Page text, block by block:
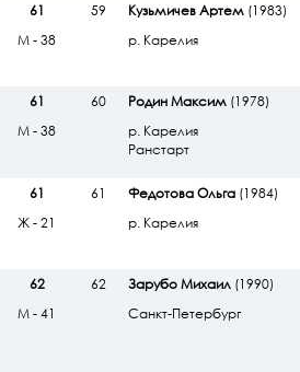
61
59 Кузьмичев Артем(1983)
р. Карелия
М - 38
61
60 Родин Максим(1978)
р. Карелия
Ранстарт
М - 38
61
61 Федотова Ольга(1984)
р. Карелия
Ж - 21
62
62 Зарубо Михаил(1990)
Санкт-Петербург
М - 41